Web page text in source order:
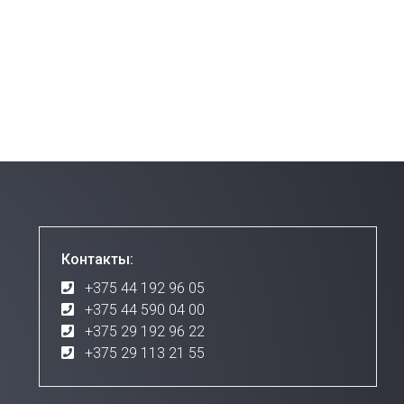
Контакты:
+375 44 192 96 05
+375 44 590 04 00
+375 29 192 96 22
+375 29 113 21 55